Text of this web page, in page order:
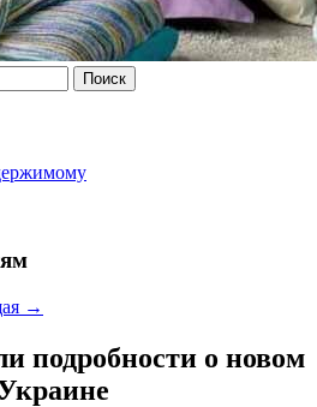
→
о новом